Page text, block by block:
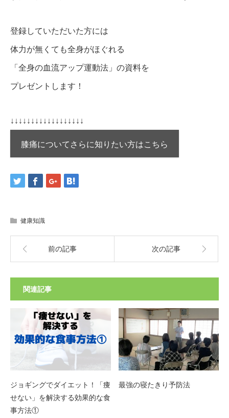
登録していただいた方には
体力が無くても全身がほぐれる
「全身の血流アップ運動法」の資料を
プレゼントします！
↓↓↓↓↓↓↓↓↓↓↓↓↓↓↓↓↓↓
膝痛についてさらに知りたい方はこちら
健康知識
前の記事 次の記事
関連記事
ジョギングでダイエット！「痩
せない」を解決する効果的な食
事方法①
最強の寝たきり予防法